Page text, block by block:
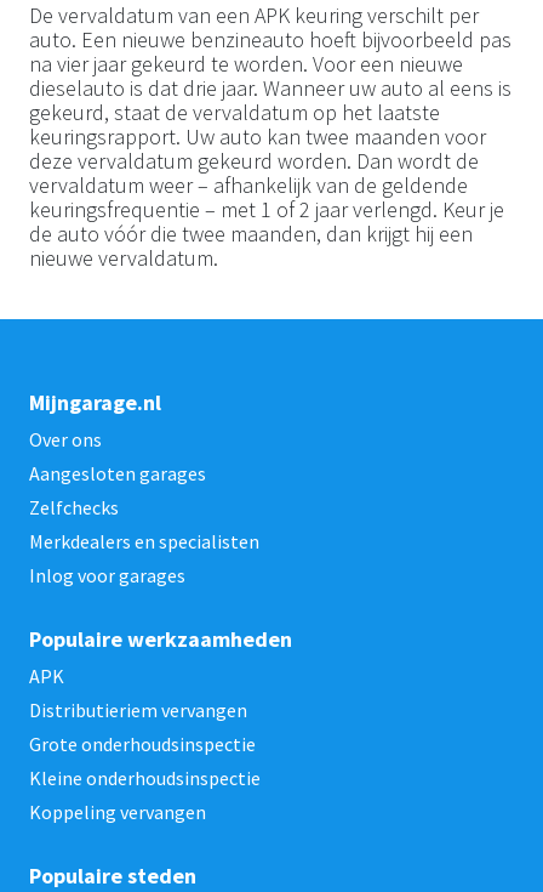
De vervaldatum van een APK keuring verschilt per
auto. Een nieuwe benzineauto hoeft bijvoorbeeld pas
na vier jaar gekeurd te worden. Voor een nieuwe
dieselauto is dat drie jaar. Wanneer uw auto al eens is
gekeurd, staat de vervaldatum op het laatste
keuringsrapport. Uw auto kan twee maanden voor
deze vervaldatum gekeurd worden. Dan wordt de
vervaldatum weer – afhankelijk van de geldende
keuringsfrequentie – met 1 of 2 jaar verlengd. Keur je
de auto vóór die twee maanden, dan krijgt hij een
nieuwe vervaldatum.
Mijngarage.nl
Over ons
Aangesloten garages
Zelfchecks
Merkdealers en specialisten
Inlog voor garages
Populaire werkzaamheden
APK
Distributieriem vervangen
Grote onderhoudsinspectie
Kleine onderhoudsinspectie
Koppeling vervangen
Populaire steden